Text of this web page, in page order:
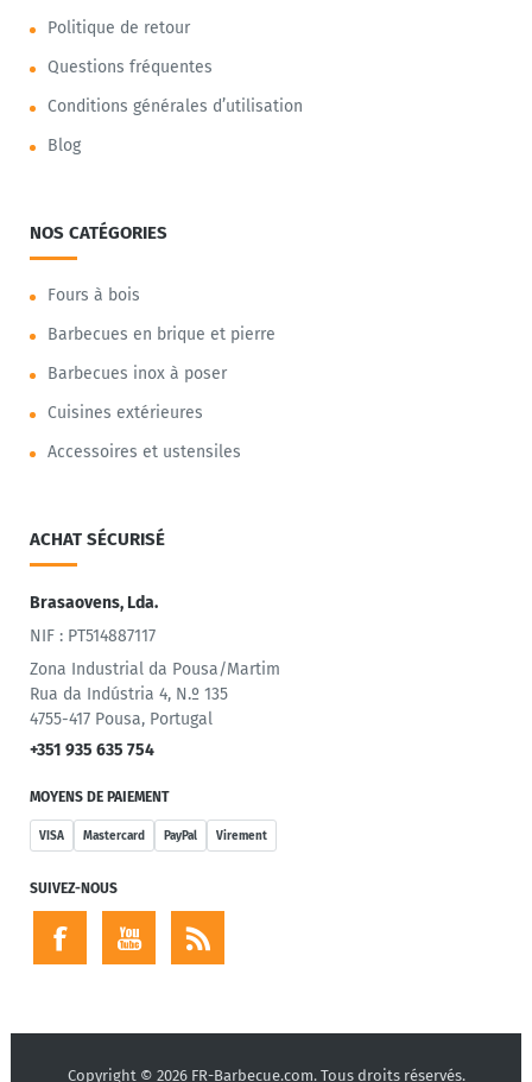
Politique de retour
Questions fréquentes
Conditions générales d’utilisation
Blog
NOS CATÉGORIES
Fours à bois
Barbecues en brique et pierre
Barbecues inox à poser
Cuisines extérieures
Accessoires et ustensiles
ACHAT SÉCURISÉ
Brasaovens, Lda.
NIF : PT514887117
Zona Industrial da Pousa/Martim
Rua da Indústria 4, N.º 135
4755-417 Pousa, Portugal
+351 935 635 754
MOYENS DE PAIEMENT
VISA Mastercard PayPal Virement
SUIVEZ-NOUS
Copyright © 2026 FR-Barbecue.com. Tous droits réservés.